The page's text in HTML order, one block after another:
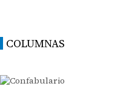
COLUMNAS